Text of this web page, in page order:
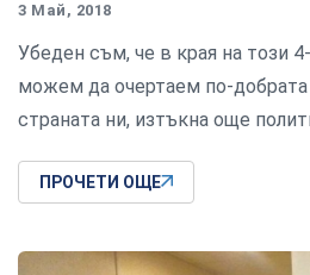
3 Май, 2018
Убеден съм, че в края на този
можем да очертаем по-добрата
страната ни, изтъкна още
ПРОЧЕТИ ОЩЕ